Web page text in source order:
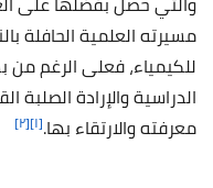
مسيرته العلمية الحافلة
للكيمياء، فعلى الرغم من
الدراسية والإرادة الصلبة
معرفته والارتقاء بها.[١] [٢]